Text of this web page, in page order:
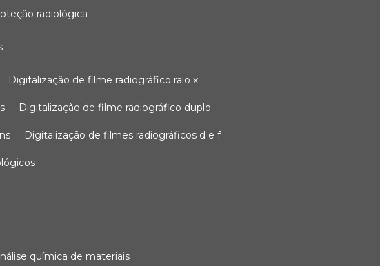
radiológica
digitalização de filme radiográfico raio x
digitalização de filme radiográfico duplo
digitalização de filmes radiográficos d e f
química de materiais